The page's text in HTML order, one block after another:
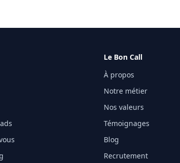
Le Bon Call
À propos
Notre métier
Nos valeurs
Témoignages
Blog
Recrutement